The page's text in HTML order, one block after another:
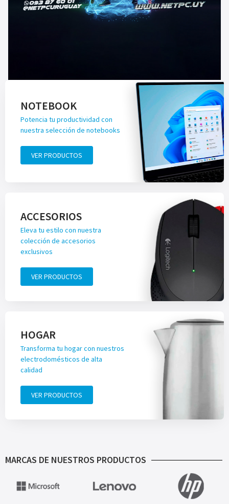
NOTEBOOK
Potencia tu productividad con
nuestra selección de notebooks
VER PRODUCTOS
ACCESORIOS
Eleva tu estilo con nuestra
colección de accesorios
exclusivos
VER PRODUCTOS
HOGAR
Transforma tu hogar con nuestros
electrodomésticos de alta
calidad
VER PRODUCTOS
MARCAS DE NUESTROS PRODUCTOS